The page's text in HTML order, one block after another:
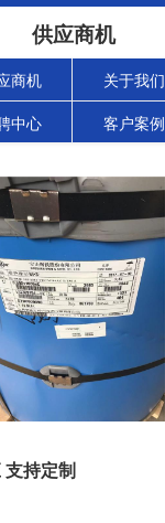
供应商机
商机 关于我们
中心 客户案例
持定制